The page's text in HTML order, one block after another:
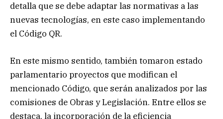
detalla que se debe adaptar las normativas a las
nuevas tecnologías, en este caso implementando
el Código QR.
En este mismo sentido, también tomaron estado
parlamentario proyectos que modifican el
mencionado Código, que serán analizados por las
comisiones de Obras y Legislación. Entre ellos se
destaca, la incorporación de la eficiencia